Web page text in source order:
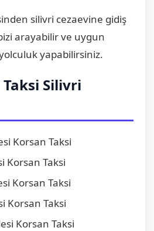
silivri cezaevine gidiş
arayabilir ve uygun
yapabilirsiniz.
Silivri
Korsan Taksi
Korsan Taksi
Korsan Taksi
Korsan Taksi
Korsan Taksi